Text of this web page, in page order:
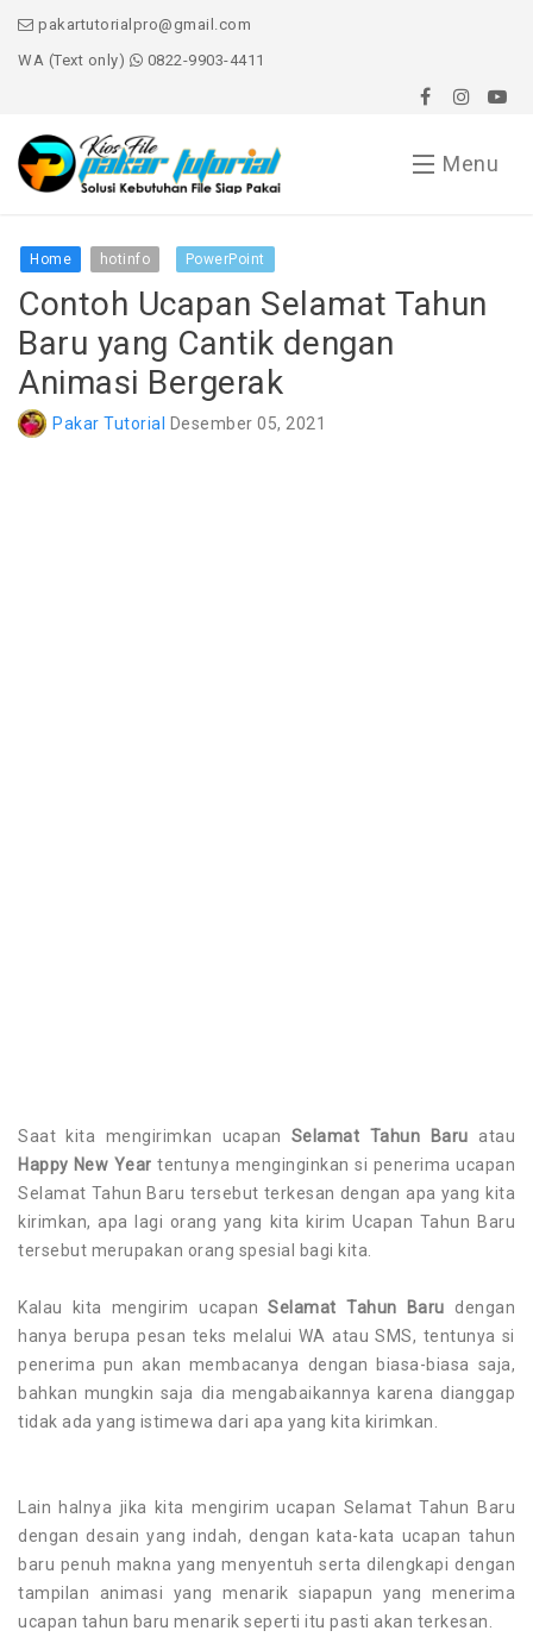
pakartutorialpro@gmail.com
WA (Text only)
0822-9903-4411
Menu
Home
Word
Excel
PowerPoint
Home hotinfo PowerPoint
Contoh Ucapan Selamat Tahun
Baru yang Cantik dengan
Animasi Bergerak
Pakar Tutorial Desember 05, 2021
Saat kita mengirimkan ucapan Selamat Tahun Baru atau
Happy New Year tentunya menginginkan si penerima ucapan
Selamat Tahun Baru tersebut terkesan dengan apa yang kita
kirimkan, apa lagi orang yang kita kirim Ucapan Tahun Baru
tersebut merupakan orang spesial bagi kita.
Kalau kita mengirim ucapanSelamat Tahun Baru dengan
hanya berupa pesan teks melalui WA atau SMS, tentunya si
penerima pun akan membacanya dengan biasa-biasa saja,
bahkan mungkin saja dia mengabaikannya karena dianggap
tidak ada yang istimewa dari apa yang kita kirimkan.
Lain halnya jika kita mengirim ucapan Selamat Tahun Baru
dengan desain yang indah, dengan kata-kata ucapan tahun
baru penuh makna yang menyentuh serta dilengkapi dengan
tampilan animasi yang menarik siapapun yang menerima
ucapan tahun baru menarik seperti itu pasti akan terkesan.